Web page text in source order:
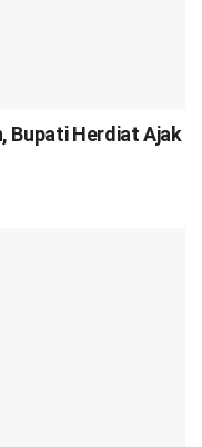
Bupati Herdiat Ajak